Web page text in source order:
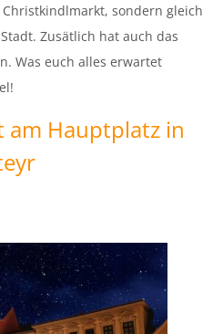
sondern gleich
Zusätlich hat auch das
Was euch alles erwartet
Hauptplatz in